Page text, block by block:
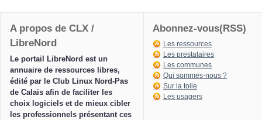
A propos de CLX /
LibreNord
Le portail LibreNord est un
annuaire de ressources libres,
édité par le Club Linux Nord-Pas
de Calais afin de faciliter les
choix logiciels et de mieux cibler
les professionnels présentant ces
Abonnez-vous(RSS)
Les ressources
Les prestataires
Les communes
Qui sommes-nous ?
Sur la toile
Les usagers